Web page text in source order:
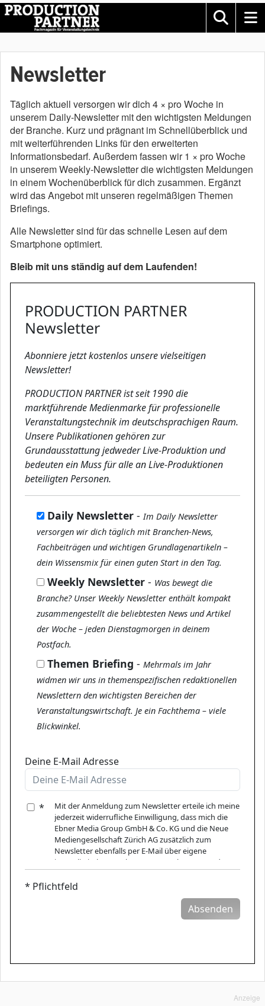
Newsletter
Täglich aktuell versorgen wir dich 4 × pro Woche in
unserem Daily-Newsletter mit den wichtigsten Meldungen
der Branche. Kurz und prägnant im Schnellüberblick und
mit weiterführenden Links für den erweiterten
Informationsbedarf. Außerdem fassen wir 1 × pro Woche
in unserem Weekly-Newsletter die wichtigsten Meldungen
in einem Wochenüberblick für dich zusammen. Ergänzt
wird das Angebot mit unseren regelmäßigen Themen
Briefings.
Alle Newsletter sind für das schnelle Lesen auf dem
Smartphone optimiert.
Bleib mit uns ständig auf dem Laufenden!
Anzeige